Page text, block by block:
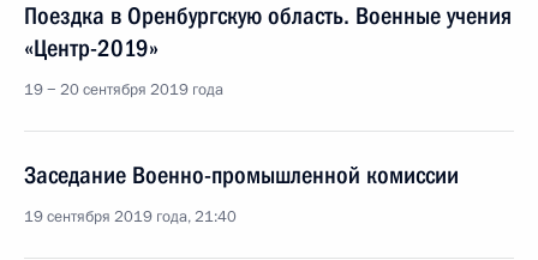
Поездка в Оренбургскую область. Военные учения
«Центр-2019»
19 − 20 сентября 2019 года
Заседание Военно-промышленной комиссии
19 сентября 2019 года, 21:40